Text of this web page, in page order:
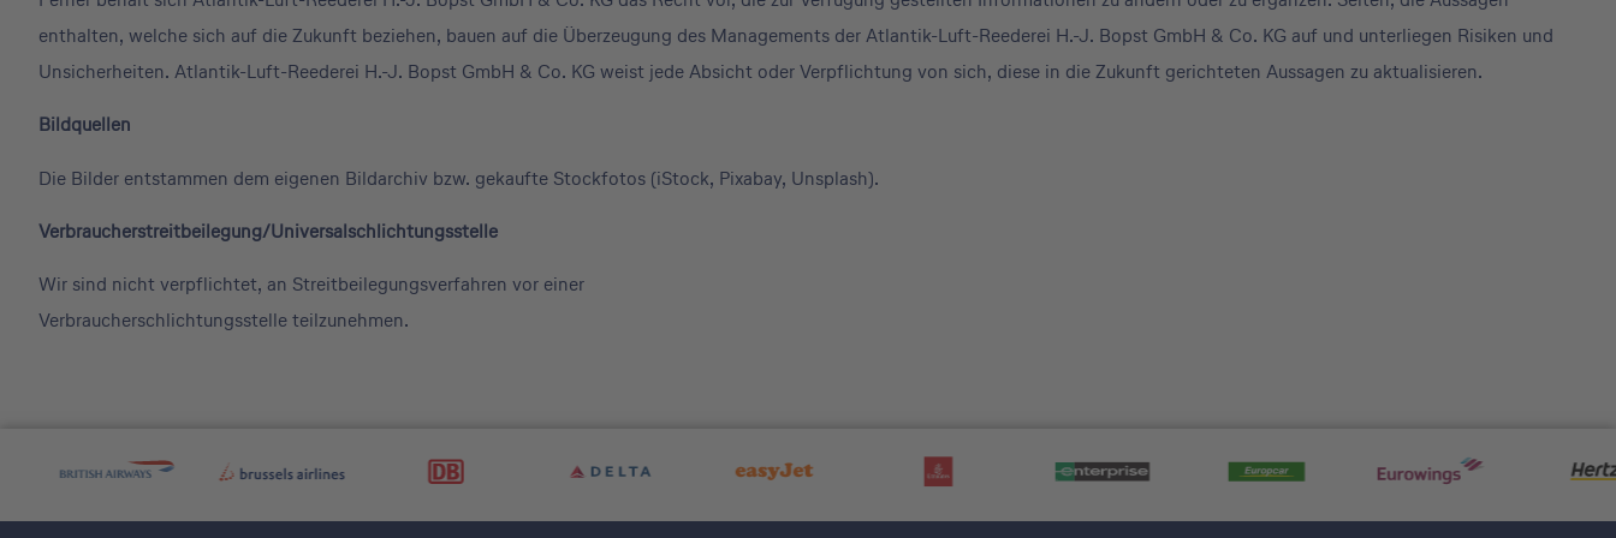
enthalten, welche sich auf die Zukunft beziehen, bauen auf die Überzeugung des Managements der Atlantik-Luft-Reederei H.-J. Bopst GmbH & Co. KG auf und unterliegen Risiken und
Unsicherheiten. Atlantik-Luft-Reederei H.-J. Bopst GmbH & Co. KG weist jede Absicht oder Verpflichtung von sich, diese in die Zukunft gerichteten Aussagen zu aktualisieren.
Bildquellen
Die Bilder entstammen dem eigenen Bildarchiv bzw. gekaufte Stockfotos (iStock, Pixabay, Unsplash).
Verbraucherstreitbeilegung/Universalschlichtungsstelle
Wir sind nicht verpflichtet, an Streitbeilegungsverfahren vor einer
Verbraucherschlichtungsstelle teilzunehmen.